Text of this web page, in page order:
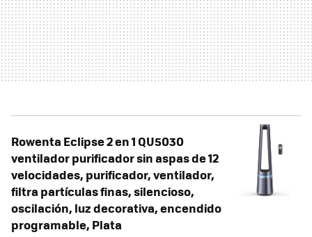
Rowenta Eclipse 2 en 1 QU5030
ventilador purificador sin aspas de 12
velocidades, purificador, ventilador,
filtra partículas finas, silencioso,
oscilación, luz decorativa, encendido
programable, Plata